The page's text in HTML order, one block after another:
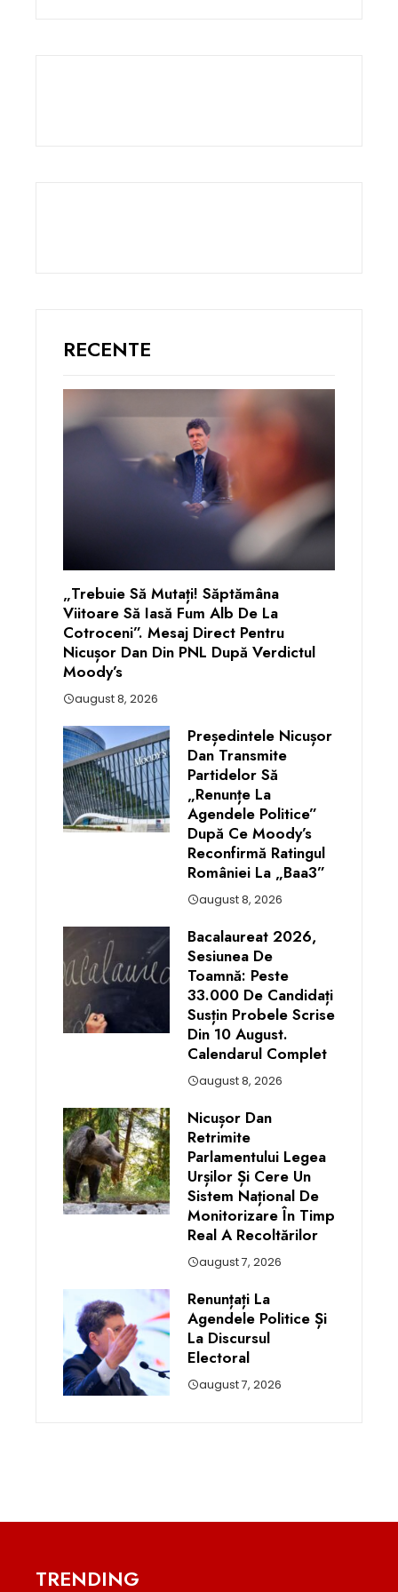
RECENTE
„Trebuie Să Mutați! Săptămâna
Viitoare Să Iasă Fum Alb De La
Cotroceni”. Mesaj Direct Pentru
Nicușor Dan Din PNL După Verdictul
Moody’s
august 8, 2026
Președintele Nicușor
Dan Transmite
Partidelor Să
„renunțe La
Agendele Politice”
După Ce Moody’s
Reconfirmă Ratingul
României La „Baa3”
august 8, 2026
Bacalaureat 2026,
Sesiunea De
Toamnă: Peste
33.000 De Candidați
Susțin Probele Scrise
Din 10 August.
Calendarul Complet
august 8, 2026
Nicușor Dan
Retrimite
Parlamentului Legea
Urșilor Și Cere Un
Sistem Național De
Monitorizare În Timp
Real A Recoltărilor
august 7, 2026
Renunțați La
Agendele Politice Și
La Discursul
Electoral
august 7, 2026
TRENDING